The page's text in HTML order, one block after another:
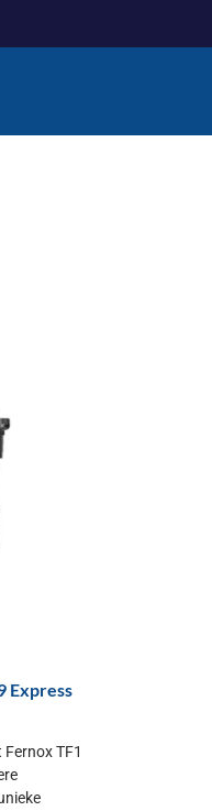
Express
TF1